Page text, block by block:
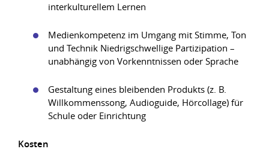
interkulturellem Lernen
Medienkompetenz im Umgang mit Stimme, Ton
und Technik Niedrigschwellige Partizipation –
unabhängig von Vorkenntnissen oder Sprache
Gestaltung eines bleibenden Produkts (z. B.
Willkommenssong, Audioguide, Hörcollage) für
Schule oder Einrichtung
Kosten